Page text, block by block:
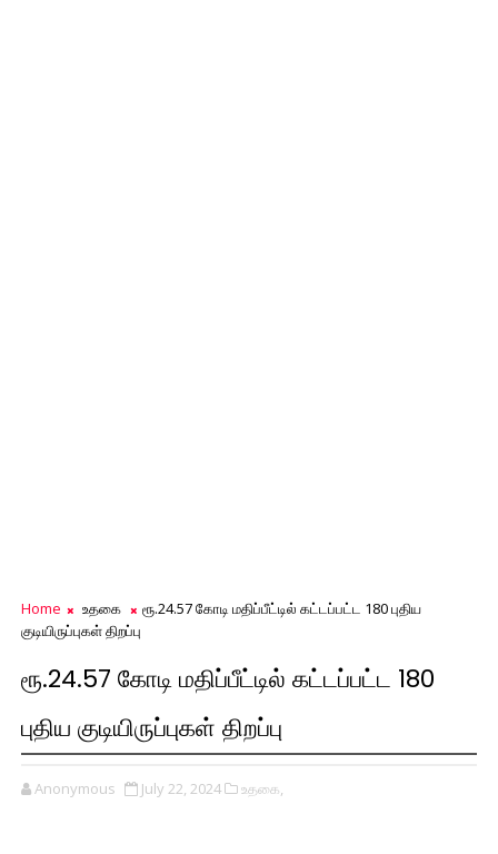
Home உதகை
ரூ.24.57 கோடி மதிப்பீட்டில் கட்டப்பட்ட 180 புதிய
குடியிருப்புகள் திறப்பு
ரூ.24.57 கோடி மதிப்பீட்டில் கட்டப்பட்ட 180
புதிய குடியிருப்புகள் திறப்பு
Anonymous July 22, 2024 உதகை,